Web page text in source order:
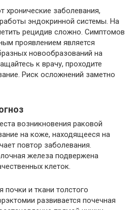
хронические заболевания,
эндокринной системы. На
рецидив сложно. Симптомов
проявлением является
новообразований на
к врачу, проходите
Риск осложнений заметно
возникновения раковой
на коже, находящееся на
повтор заболевания.
железа подвержена
клеток.
почки и ткани толстого
развивается почечная